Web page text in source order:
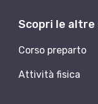
Scopri le altre
Corso preparto
Attività fisica